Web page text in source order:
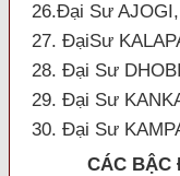
26.Đại Sư
27. ĐạiSư
28. Đại Sư
29. Đại Sư
30. Đại Sư
CÁC BẬC